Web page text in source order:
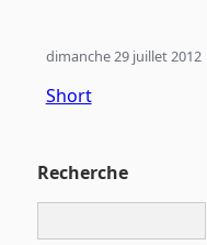
Short
dimanche 29 juillet 2012
Recherche